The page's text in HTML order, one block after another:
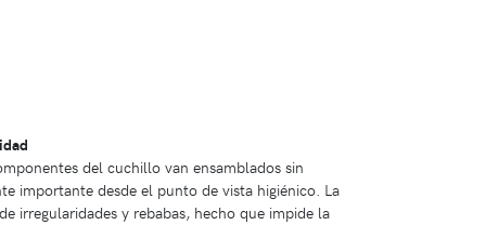
del cuchillo van ensamblados sin
importante desde el punto de vista higiénico. La
irregularidades y rebabas, hecho que impide la